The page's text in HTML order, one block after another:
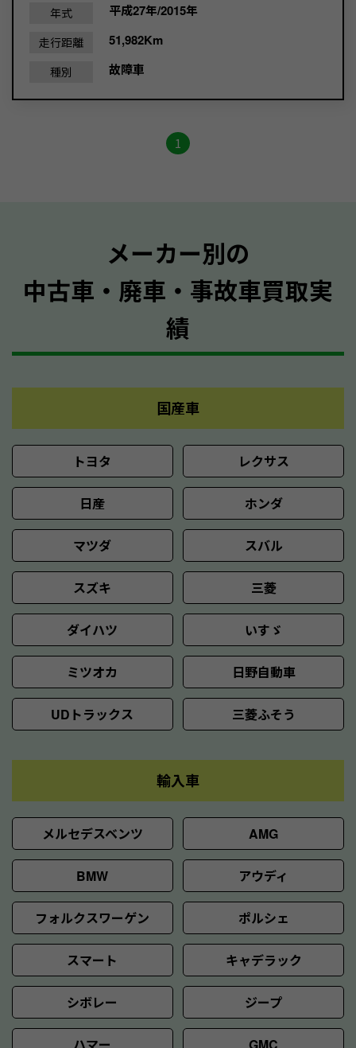
年式 平成27年/2015年
走行距離 51,982Km
種別 故障車
1
メーカー別の
中古車・廃車・事故車買取実
績
国産車
トヨタ レクサス
日産 ホンダ
マツダ スバル
スズキ 三菱
ダイハツ いすゞ
ミツオカ 日野自動車
UDトラックス 三菱ふそう
輸入車
メルセデスベンツ AMG
BMW アウディ
フォルクスワーゲン ポルシェ
スマート キャデラック
シボレー ジープ
ハマー GMC